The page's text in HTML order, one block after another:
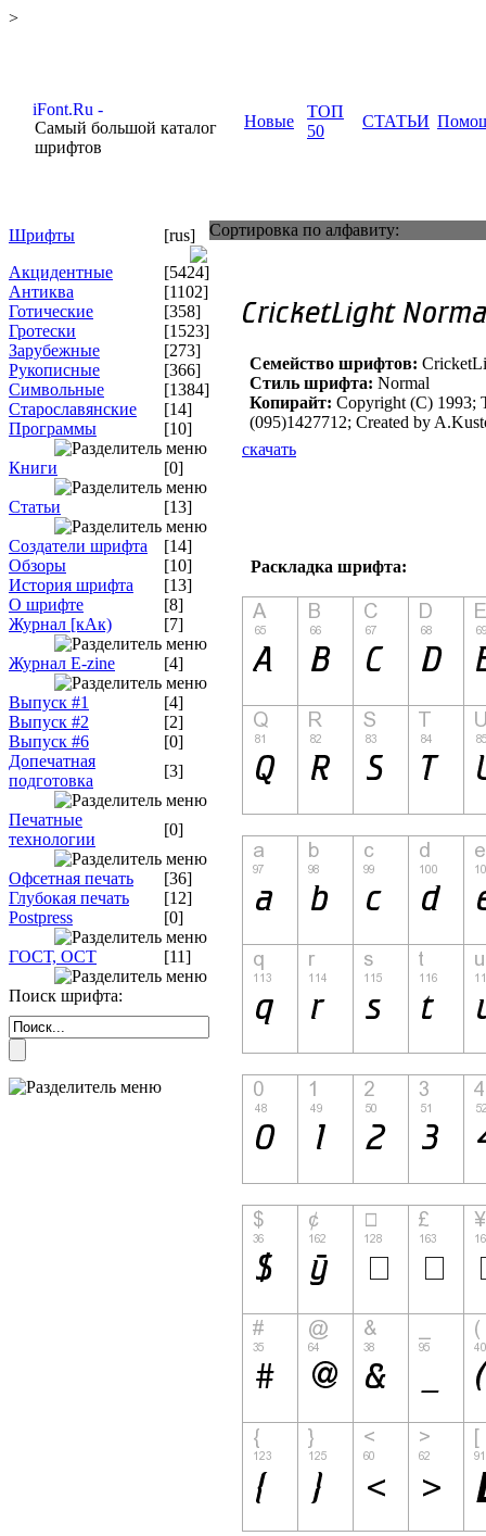
>
Самый большой каталог
шрифтов
Новые
ТОП
50
СТАТЬИ
Шрифты
[rus]
Акцидентные
[5424]
Антиква
[1102]
Готические
[358]
Гротески
[1523]
Зарубежные
[273]
Рукописные
[366]
Символьные
[1384]
Старославянские
[14]
Программы
[10]
Книги [0]
Статьи [13]
Создатели шрифта
[14]
Обзоры
[10]
История шрифта
[13]
О шрифте
[8]
Журнал [кАк)
[7]
Журнал E-zine [4]
Выпуск #1
[4]
Выпуск #2
[2]
Выпуск #6
[0]
Допечатная
подготовка
[3]
Печатные
технологии
[0]
Офсетная печать
[36]
Глубокая печать
[12]
Postpress
[0]
ГОСТ, ОСТ [11]
Поиск шрифта:
Сортировка по алфавиту:
Семейство шрифтов:
Стиль шрифта: Normal
Копирайт: Copyright (C) 1993;
(095)1427712; Created by
скачать
Раскладка шрифта: